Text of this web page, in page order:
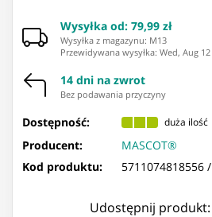
Wysyłka od: 79,99 zł
Wysyłka z magazynu: ⁨M13⁩
Przewidywana wysyłka: Wed, Aug 12
14 dni na zwrot
Bez podawania przyczyny
Dostępność: duża ilość
Producent:
MASCOT®
Kod produktu:
5711074818556 /
Udostępnij produkt: